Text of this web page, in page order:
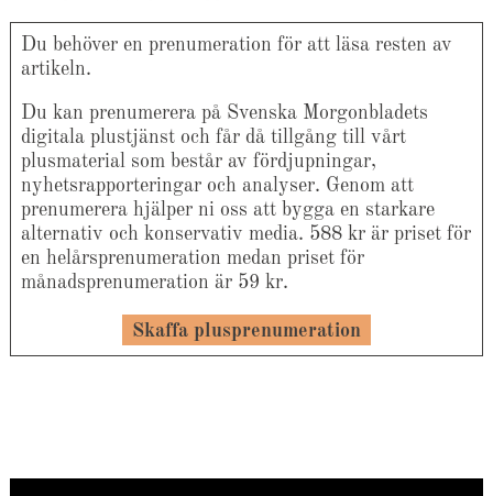
Du behöver en prenumeration för att läsa resten av
artikeln.
Du kan prenumerera på Svenska Morgonbladets
digitala plustjänst och får då tillgång till vårt
plusmaterial som består av fördjupningar,
nyhetsrapporteringar och analyser. Genom att
prenumerera hjälper ni oss att bygga en starkare
alternativ och konservativ media. 588 kr är priset för
en helårsprenumeration medan priset för
månadsprenumeration är 59 kr.
Skaffa plusprenumeration